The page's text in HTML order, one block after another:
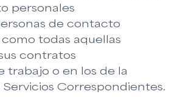
personales
de contacto
como todas aquellas
contratos
trabajo o en los de la
Correspondientes.